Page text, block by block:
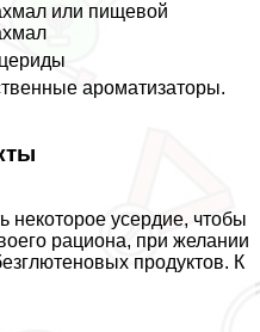
или пищевой
ароматизаторы.
некоторое усердие, чтобы
рациона, при желании
продуктов. К